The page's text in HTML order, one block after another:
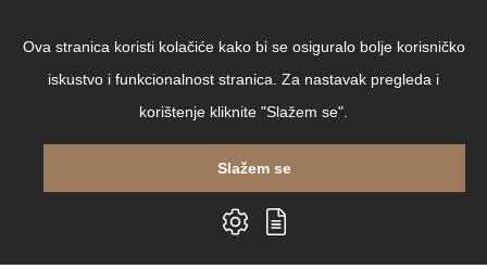
Copyright © 2026 Čitaj Knjigu
Ova stranica koristi kolačiće kako bi se osiguralo bolje korisničko
iskustvo i funkcionalnost stranica. Za nastavak pregleda i
korištenje kliknite "Slažem se".
Slažem se